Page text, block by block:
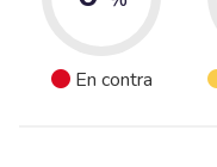
En contra